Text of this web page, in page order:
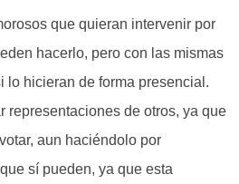
que quieran intervenir por
hacerlo, pero con las mismas
lo hicieran de forma presencial.
representaciones de otros, ya que
aun haciéndolo por
sí pueden, ya que esta